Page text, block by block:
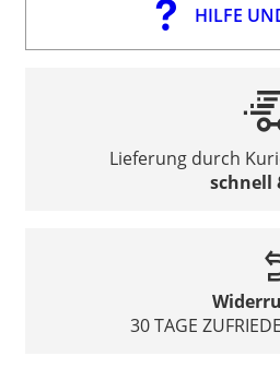
HILFE
Lieferung durch
schnell
30 TAGE